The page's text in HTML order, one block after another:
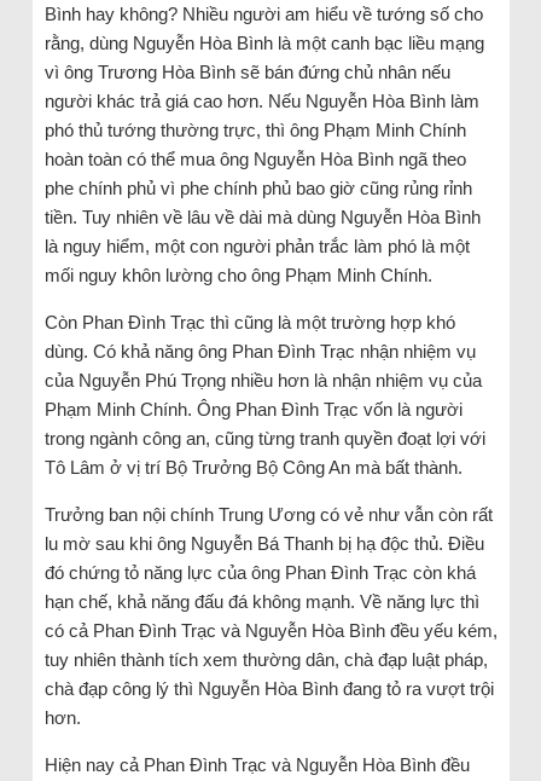
Bình hay không? Nhiều người am hiểu về tướng số cho
rằng, dùng Nguyễn Hòa Bình là một canh bạc liều mạng
vì ông Trương Hòa Bình sẽ bán đứng chủ nhân nếu
người khác trả giá cao hơn. Nếu Nguyễn Hòa Bình làm
phó thủ tướng thường trực, thì ông Phạm Minh Chính
hoàn toàn có thể mua ông Nguyễn Hòa Bình ngã theo
phe chính phủ vì phe chính phủ bao giờ cũng rủng rỉnh
tiền. Tuy nhiên về lâu về dài mà dùng Nguyễn Hòa Bình
là nguy hiểm, một con người phản trắc làm phó là một
mối nguy khôn lường cho ông Phạm Minh Chính.
Còn Phan Đình Trạc thì cũng là một trường hợp khó
dùng. Có khả năng ông Phan Đình Trạc nhận nhiệm vụ
của Nguyễn Phú Trọng nhiều hơn là nhận nhiệm vụ của
Phạm Minh Chính. Ông Phan Đình Trạc vốn là người
trong ngành công an, cũng từng tranh quyền đoạt lợi với
Tô Lâm ở vị trí Bộ Trưởng Bộ Công An mà bất thành.
Trưởng ban nội chính Trung Ương có vẻ như vẫn còn rất
lu mờ sau khi ông Nguyễn Bá Thanh bị hạ độc thủ. Điều
đó chứng tỏ năng lực của ông Phan Đình Trạc còn khá
hạn chế, khả năng đấu đá không mạnh. Về năng lực thì
có cả Phan Đình Trạc và Nguyễn Hòa Bình đều yếu kém,
tuy nhiên thành tích xem thường dân, chà đạp luật pháp,
chà đạp công lý thì Nguyễn Hòa Bình đang tỏ ra vượt trội
hơn.
Hiện nay cả Phan Đình Trạc và Nguyễn Hòa Bình đều